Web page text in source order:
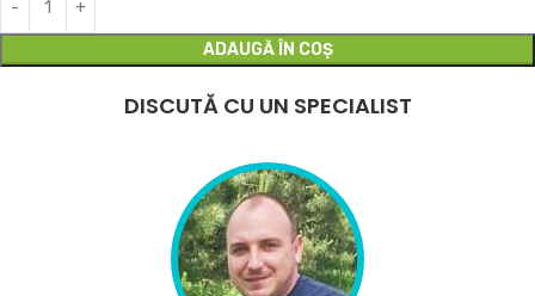
ADAUGĂ ÎN COȘ
DISCUTĂ CU UN SPECIALIST